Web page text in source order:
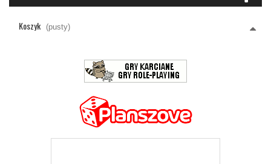
Koszyk (pusty)